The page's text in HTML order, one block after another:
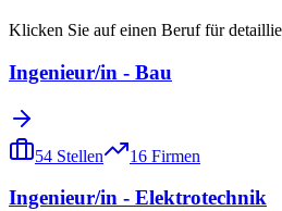
Klicken Sie auf einen Beruf für
Ingenieur/in - Bau
54 Stellen 16 Firmen
Ingenieur/in - Elektrotechnik